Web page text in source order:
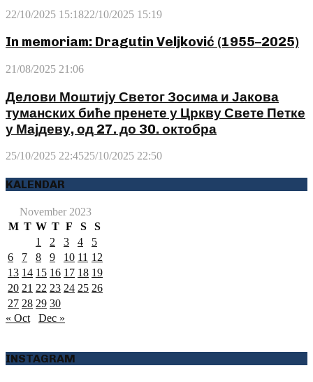
22/10/2025 15:1822/10/2025 15:19
In memoriam: Dragutin Veljković (1955–2025)
21/08/2025 21:06
Делови Моштију Светог Зосима и Јакова
туманских биће пренете у Цркву Свете Петке
у Мајдеву, од 27. до 30. октобра
25/10/2025 22:4525/10/2025 22:50
KALENDAR
November 2023
M T W T F S
S
1
2 3 4
5
6
7 8 9 10 11 12
13 14 15 16 17 18 19
20 21 22 23 24 25 26
27 28 29 30
« Oct
Dec »
INSTAGRAM